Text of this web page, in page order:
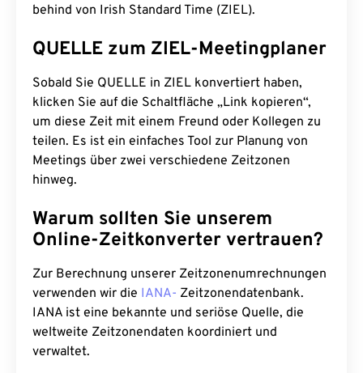
behind von Irish Standard Time (ZIEL).
QUELLE zum ZIEL-Meetingplaner
Sobald Sie QUELLE in ZIEL konvertiert haben,
klicken Sie auf die Schaltfläche „Link kopieren“,
um diese Zeit mit einem Freund oder Kollegen zu
teilen. Es ist ein einfaches Tool zur Planung von
Meetings über zwei verschiedene Zeitzonen
hinweg.
Warum sollten Sie unserem
Online-Zeitkonverter vertrauen?
Zur Berechnung unserer Zeitzonenumrechnungen
verwenden wir die IANA- Zeitzonendatenbank.
IANA ist eine bekannte und seriöse Quelle, die
weltweite Zeitzonendaten koordiniert und
verwaltet.